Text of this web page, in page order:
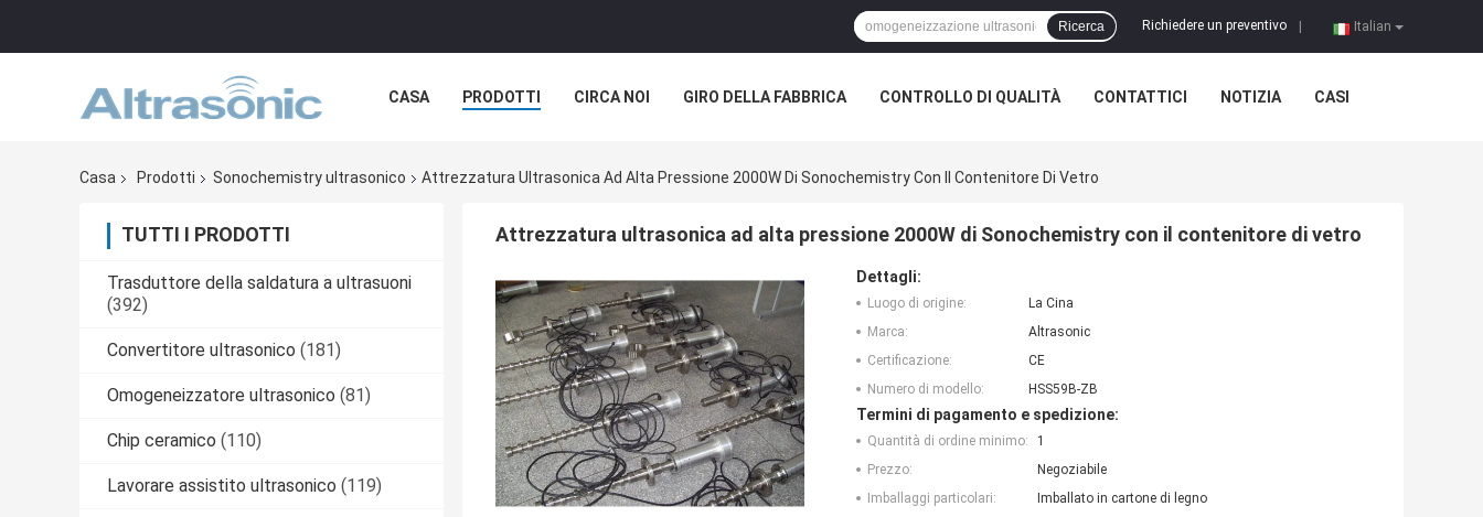
Italian
Richiedere un preventivo
Ricerca
CASA PRODOTTI CIRCA NOI GIRO DELLA FABBRICA CONTROLLO DI QUALITÀ CONTATTICI NOTIZIA CASI
Casa Prodotti Sonochemistry ultrasonico Attrezzatura Ultrasonica Ad Alta Pressione 2000W Di Sonochemistry Con Il Contenitore Di Vetro
TUTTI I PRODOTTI
Trasduttore della saldatura a ultrasuoni
(392)
Convertitore ultrasonico (181)
Omogeneizzatore ultrasonico (81)
Chip ceramico (110)
Lavorare assistito ultrasonico (119)
Attrezzatura ultrasonica ad alta pressione 2000W di Sonochemistry con il contenitore di vetro
Dettagli:
Luogo di origine:
La Cina
Marca:
Altrasonic
Certificazione:
CE
Numero di modello:
HSS59B-ZB
Termini di pagamento e spedizione:
Quantità di ordine minimo:
1
Prezzo:
Negoziabile
Imballaggi particolari:
Imballato in cartone di legno